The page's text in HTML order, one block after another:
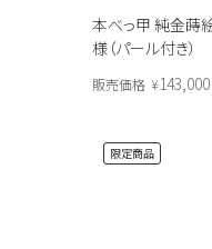
本べっ甲 純金蒔
様（パール付き）
販売価格 ¥143,000
限定商品